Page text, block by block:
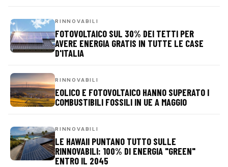
RINNOVABILI
FOTOVOLTAICO SUL 30% DEI TETTI PER
AVERE ENERGIA GRATIS IN TUTTE LE CASE
D'ITALIA
RINNOVABILI
EOLICO E FOTOVOLTAICO HANNO SUPERATO I
COMBUSTIBILI FOSSILI IN UE A MAGGIO
RINNOVABILI
LE HAWAII PUNTANO TUTTO SULLE
RINNOVABILI: 100% DI ENERGIA "GREEN"
ENTRO IL 2045